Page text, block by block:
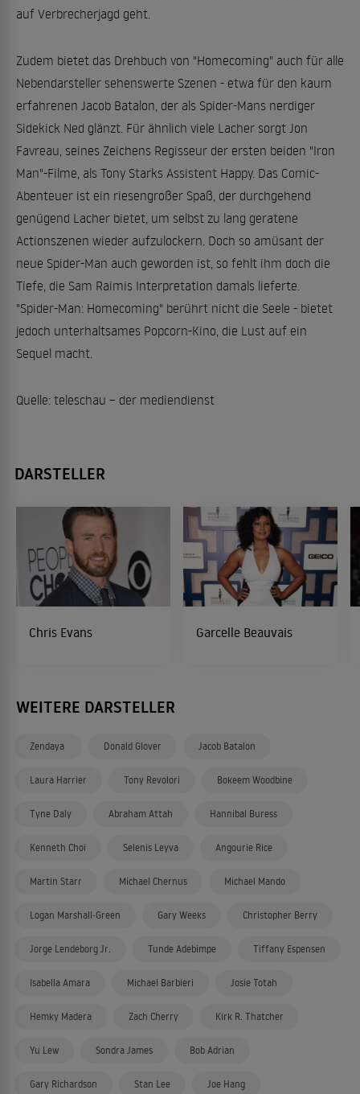
auf Verbrecherjagd geht.
Zudem bietet das Drehbuch von "Homecoming" auch für alle
Nebendarsteller sehenswerte Szenen - etwa für den kaum
erfahrenen Jacob Batalon, der als Spider-Mans nerdiger
Sidekick Ned glänzt. Für ähnlich viele Lacher sorgt Jon
Favreau, seines Zeichens Regisseur der ersten beiden "Iron
Man"-Filme, als Tony Starks Assistent Happy. Das Comic-
Abenteuer ist ein riesengroßer Spaß, der durchgehend
genügend Lacher bietet, um selbst zu lang geratene
Actionszenen wieder aufzulockern. Doch so amüsant der
neue Spider-Man auch geworden ist, so fehlt ihm doch die
Tiefe, die Sam Raimis Interpretation damals lieferte.
"Spider-Man: Homecoming" berührt nicht die Seele - bietet
jedoch unterhaltsames Popcorn-Kino, die Lust auf ein
Sequel macht.
Quelle: teleschau – der mediendienst
DARSTELLER
Chris Evans Garcelle Beauvais
WEITERE DARSTELLER
Zendaya Donald Glover Jacob Batalon
Laura Harrier Tony Revolori Bokeem Woodbine
Tyne Daly Abraham Attah Hannibal Buress
Kenneth Choi Selenis Leyva Angourie Rice
Martin Starr Michael Chernus Michael Mando
Logan Marshall-Green Gary Weeks Christopher Berry
Jorge Lendeborg Jr. Tunde Adebimpe Tiffany Espensen
Isabella Amara Michael Barbieri Josie Totah
Hemky Madera Zach Cherry Kirk R. Thatcher
Yu Lew Sondra James Bob Adrian
Gary Richardson Stan Lee Joe Hang